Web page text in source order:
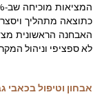
כתוצאה מתהליך
האבחנה הראשונית
לא ספציפי וניהול
אבחון וטיפול בכאבי